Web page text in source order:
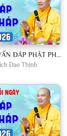
[04.07.2026] VẤN ĐÁP PHẬT PHÁP - Nghe Thầy giảng Pháp mỗi ngày CÔNG ĐỨC VÔ LƯỢNG│TT. Thích Đạo Thịnh
Đạo Thịnh